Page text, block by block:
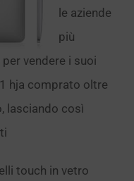
le aziende
più
vendere i suoi
hja comprato oltre
lasciando così
touch in vetro